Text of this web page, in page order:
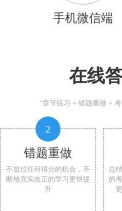
手机微信端
在线
“章节练习 + 错题重做 +
2
错题重做
不放过任何得分的机会，不
断地充实改正的学习更快提
升
总
的